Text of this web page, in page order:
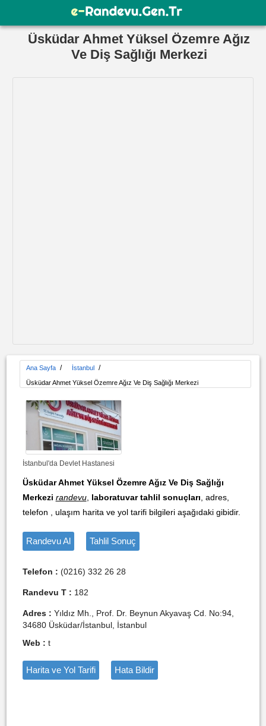
Üsküdar Ahmet Yüksel Özemre Ağız
Ve Diş Sağlığı Merkezi
Ana Sayfa / İstanbul /
Üsküdar Ahmet Yüksel Özemre Ağız Ve Diş Sağlığı Merkezi
İstanbul'da Devlet Hastanesi
Üsküdar Ahmet Yüksel Özemre Ağız Ve Diş Sağlığı
Merkezi randevu, laboratuvar tahlil sonuçları , adres,
telefon , ulaşım harita ve yol tarifi bilgileri aşağıdaki gibidir.
Randevu Al Tahlil Sonuç
Telefon : (0216) 332 26 28
Randevu T : 182
Adres : Yıldız Mh., Prof. Dr. Beynun Akyavaş Cd. No:94,
34680 Üsküdar/İstanbul, İstanbul
Web : t
Harita ve Yol Tarifi Hata Bildir